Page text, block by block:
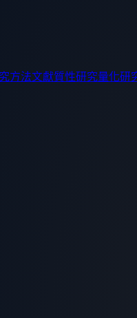
方法文獻質性研究量化研